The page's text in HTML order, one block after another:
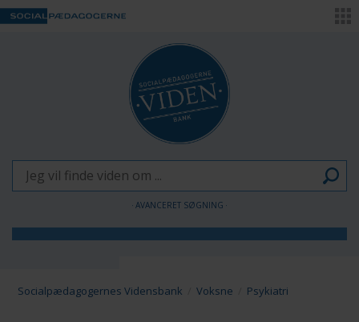
AVANCERET SØGNING
Voksne
Socialpædagogernes Vidensbank Voksne Psykiatri